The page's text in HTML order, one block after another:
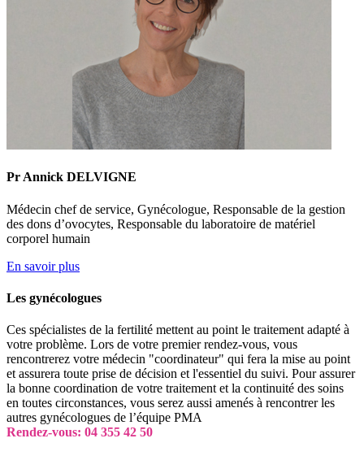
Pr Annick DELVIGNE
Médecin chef de service, Gynécologue, Responsable de la gestion
des dons d’ovocytes, Responsable du laboratoire de matériel
corporel humain
En savoir plus
Les gynécologues
Ces spécialistes de la fertilité mettent au point le traitement adapté à
votre problème. Lors de votre premier rendez-vous, vous
rencontrerez votre médecin "coordinateur" qui fera la mise au point
et assurera toute prise de décision et l'essentiel du suivi. Pour assurer
la bonne coordination de votre traitement et la continuité des soins
en toutes circonstances, vous serez aussi amenés à rencontrer les
autres gynécologues de l’équipe PMA
Rendez-vous: 04 355 42 50